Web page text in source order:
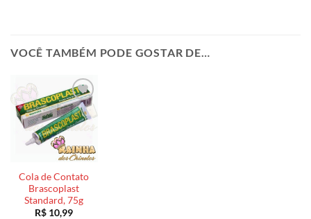
VOCÊ TAMBÉM PODE GOSTAR DE…
Cola de Contato
Brascoplast
Standard, 75g
R$ 10,99